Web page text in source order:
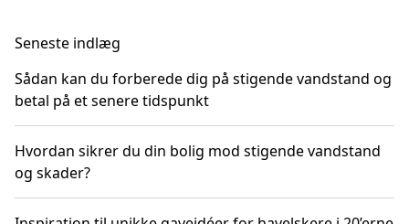
Seneste indlæg
Sådan kan du forberede dig på stigende vandstand og
betal på et senere tidspunkt
Hvordan sikrer du din bolig mod stigende vandstand
og skader?